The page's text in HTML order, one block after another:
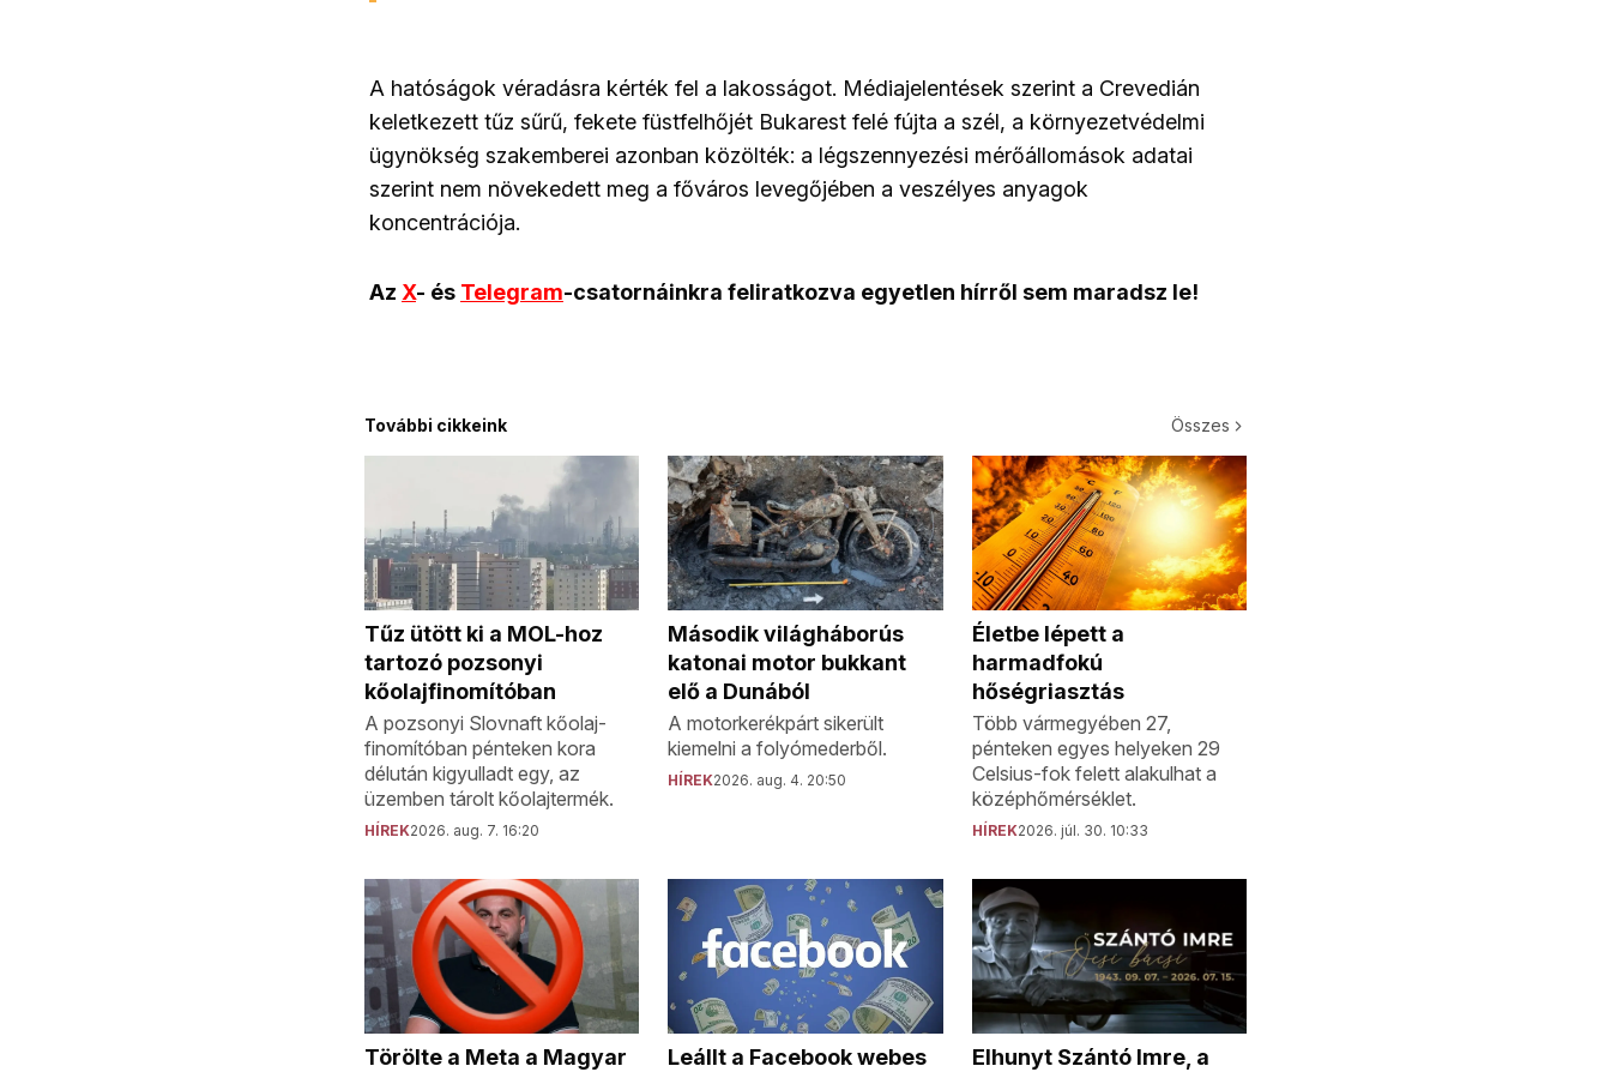
A hatóságok véradásra kérték fel a lakosságot. Médiajelentések szerint a Crevedián
keletkezett tűz sűrű, fekete füstfelhőjét Bukarest felé fújta a szél, a környezetvédelmi
ügynökség szakemberei azonban közölték: a légszennyezési mérőállomások adatai
szerint nem növekedett meg a főváros levegőjében a veszélyes anyagok
koncentrációja.
Az X- és Telegram-csatornáinkra feliratkozva egyetlen hírről sem maradsz le!
További cikkeink Összes
Tűz ütött ki a MOL-hoz
tartozó pozsonyi
kőolajfinomítóban
A pozsonyi Slovnaft kőolaj-
finomítóban pénteken kora
délután kigyulladt egy, az
üzemben tárolt kőolajtermék.
HÍREK2026. aug. 7. 16:20
Második világháborús
katonai motor bukkant
elő a Dunából
A motorkerékpárt sikerült
kiemelni a folyómederből.
HÍREK2026. aug. 4. 20:50
Életbe lépett a
harmadfokú
hőségriasztás
Több vármegyében 27,
pénteken egyes helyeken 29
Celsius-fok felett alakulhat a
középhőmérséklet.
HÍREK2026. júl. 30. 10:33
Törölte a Meta a Magyar
Leállt a Facebook webes
Elhunyt Szántó Imre, a